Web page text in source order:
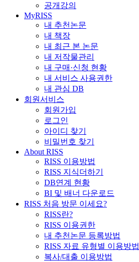
공개강의
MyRISS
내 추천논문
내 책장
내 최근 본 논문
내 저작물관리
내 구매·신청 현황
내 서비스 사용권한
내 관심 DB
회원서비스
회원가입
로그인
아이디 찾기
비밀번호 찾기
About RISS
RISS 이용방법
RISS 지식더하기
DB연계 현황
BI 및 배너 다운로드
RISS 처음 방문 이세요?
RISS란?
RISS 이용권한
내 추천논문 등록방법
RISS 자료 유형별 이용방법
복사/대출 이용방법